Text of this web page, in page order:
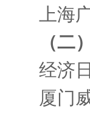
上海
（二
经济
厦门